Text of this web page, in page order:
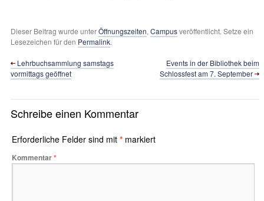
Dieser Beitrag wurde unterÖffnungszeiten, Campusveröffentlicht. Setze ein
Lesezeichen für den Permalink.
Lehrbuchsammlung samstags
vormittags geöffnet
Events in der Bibliothek beim
Schlossfest am 7. September
Schreibe einen Kommentar
Erforderliche Felder sind mit * markiert
Kommentar*